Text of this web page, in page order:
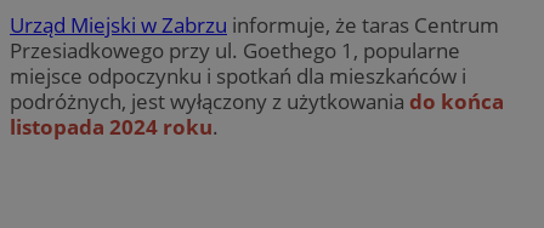
Urząd Miejski w Zabrzu informuje, że taras Centrum
Przesiadkowego przy ul. Goethego 1, popularne
miejsce odpoczynku i spotkań dla mieszkańców i
podróżnych, jest wyłączony z użytkowania do końca
listopada 2024 roku.